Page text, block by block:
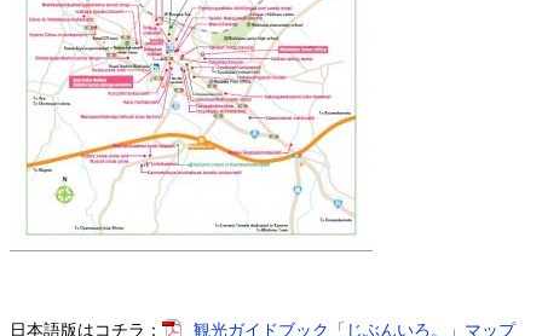
日本語版はコチラ：
観光ガイドブック「じぶんいろ。」マップ